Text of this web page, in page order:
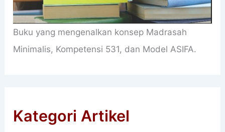
Buku yang mengenalkan konsep Madrasah
Minimalis, Kompetensi 531, dan Model ASIFA.
Kategori Artikel